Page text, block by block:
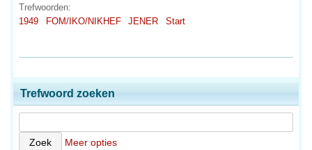
Trefwoorden:
1949
FOM/IKO/NIKHEF JENER Start
Trefwoord zoeken
Meer opties